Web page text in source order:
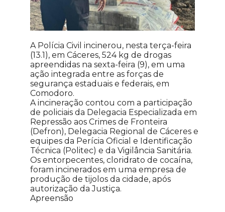
A Polícia Civil incinerou, nesta terça-feira
(13.1), em Cáceres, 524 kg de drogas
apreendidas na sexta-feira (9), em uma
ação integrada entre as forças de
segurança estaduais e federais, em
Comodoro.
A incineração contou com a participação
de policiais da Delegacia Especializada em
Repressão aos Crimes de Fronteira
(Defron), Delegacia Regional de Cáceres e
equipes da Perícia Oficial e Identificação
Técnica (Politec) e da Vigilância Sanitária.
Os entorpecentes, cloridrato de cocaína,
foram incinerados em uma empresa de
produção de tijolos da cidade, após
autorização da Justiça.
Apreensão